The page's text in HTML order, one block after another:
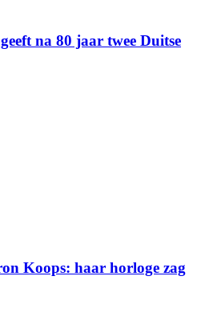
na 80 jaar twee Duitse
Koops: haar horloge zag